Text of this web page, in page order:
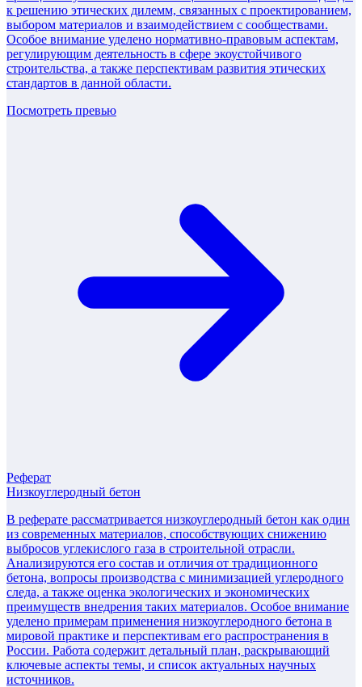
к решению этических дилемм, связанных с проектированием,
выбором материалов и взаимодействием с сообществами.
Особое внимание уделено нормативно-правовым аспектам,
регулирующим деятельность в сфере экоустойчивого
строительства, а также перспективам развития этических
стандартов в данной области.
Посмотреть превью
Реферат
Низкоуглеродный бетон
В реферате рассматривается низкоуглеродный бетон как один
из современных материалов, способствующих снижению
выбросов углекислого газа в строительной отрасли.
Анализируются его состав и отличия от традиционного
бетона, вопросы производства с минимизацией углеродного
следа, а также оценка экологических и экономических
преимуществ внедрения таких материалов. Особое внимание
уделено примерам применения низкоуглеродного бетона в
мировой практике и перспективам его распространения в
России. Работа содержит детальный план, раскрывающий
ключевые аспекты темы, и список актуальных научных
источников.